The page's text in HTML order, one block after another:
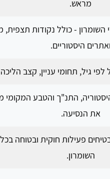
מראש.
- כולל נקודות תצפית,
ואתרים היסטוריים.
גיל, תחומי עניין, קצב
התנ"ך והטבע המקומי
את הנסיעה.
פעילות חוקית ובטוחה
השומרון.